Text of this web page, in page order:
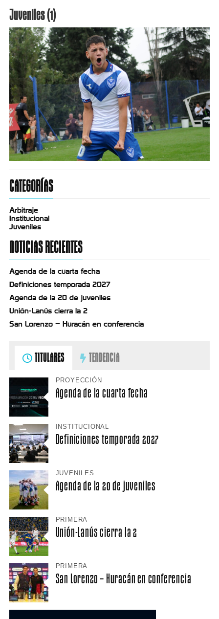
Juveniles (1)
CATEGORÍAS
Arbitraje
Institucional
Juveniles
NOTICIAS RECIENTES
Agenda de la cuarta fecha
Definiciones temporada 2027
Agenda de la 20 de juveniles
Unión-Lanús cierra la 2
San Lorenzo – Huracán en conferencia
TITULARES TENDENCIA
PROYECCIÓN
Agenda de la cuarta fecha
INSTITUCIONAL
Definiciones temporada 2027
JUVENILES
Agenda de la 20 de juveniles
PRIMERA
Unión-Lanús cierra la 2
PRIMERA
San Lorenzo – Huracán en conferencia